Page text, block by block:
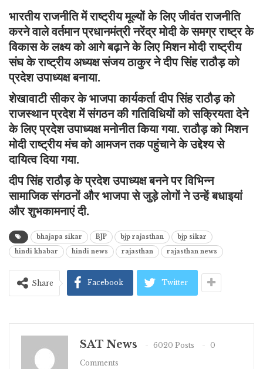
भारतीय राजनीति में राष्ट्रीय मूल्यों के लिए जीवंत राजनीति
करने वाले वर्तमान प्रधानमंत्री नरेंद्र मोदी के समग्र राष्ट्र के
विकास के लक्ष्य को आगे बढ़ाने के लिए मिशन मोदी राष्ट्रीय
संघ के राष्ट्रीय अध्यक्ष संजय ठाकुर ने दीप सिंह राठौड़ को
प्रदेश उपाध्यक्ष बनाया.
शेखावाटी सीकर के भाजपा कार्यकर्ता दीप सिंह राठौड़ को
राजस्थान प्रदेश में संगठन की गतिविधियों को सक्रियता देने
के लिए प्रदेश उपाध्यक्ष मनोनीत किया गया. राठौड़ को मिशन
मोदी राष्ट्रीय मंच को आमजन तक पहुंचाने के उद्देश्य से
दायित्व दिया गया.
दीप सिंह राठौड़ के प्रदेश उपाध्यक्ष बनने पर विभिन्न
सामाजिक संगठनों और भाजपा से जुड़े लोगों ने उन्हें बधाइयां
और शुभकामनाएं दी.
bhajapa sikar BJP bjp rajasthan
bjp sikar
hindi khabar
hindi news rajasthan rajasthan news
Share Facebook Twitter
SAT News 6020 Posts
0
Comments